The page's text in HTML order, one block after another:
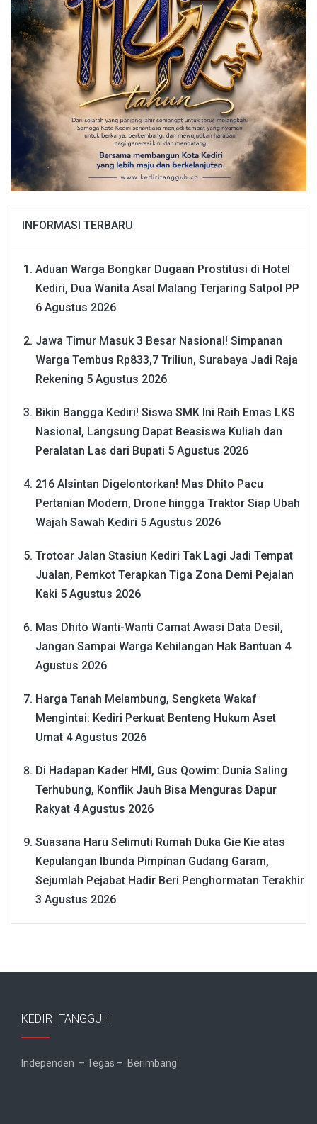
INFORMASI TERBARU
Aduan Warga Bongkar Dugaan Prostitusi di Hotel
Kediri, Dua Wanita Asal Malang Terjaring Satpol PP
6 Agustus 2026
Jawa Timur Masuk 3 Besar Nasional! Simpanan
Warga Tembus Rp833,7 Triliun, Surabaya Jadi Raja
Rekening 5 Agustus 2026
Bikin Bangga Kediri! Siswa SMK Ini Raih Emas LKS
Nasional, Langsung Dapat Beasiswa Kuliah dan
Peralatan Las dari Bupati 5 Agustus 2026
216 Alsintan Digelontorkan! Mas Dhito Pacu
Pertanian Modern, Drone hingga Traktor Siap Ubah
Wajah Sawah Kediri 5 Agustus 2026
Trotoar Jalan Stasiun Kediri Tak Lagi Jadi Tempat
Jualan, Pemkot Terapkan Tiga Zona Demi Pejalan
Kaki 5 Agustus 2026
Mas Dhito Wanti-Wanti Camat Awasi Data Desil,
Jangan Sampai Warga Kehilangan Hak Bantuan 4
Agustus 2026
Harga Tanah Melambung, Sengketa Wakaf
Mengintai: Kediri Perkuat Benteng Hukum Aset
Umat 4 Agustus 2026
Di Hadapan Kader HMI, Gus Qowim: Dunia Saling
Terhubung, Konflik Jauh Bisa Menguras Dapur
Rakyat 4 Agustus 2026
Suasana Haru Selimuti Rumah Duka Gie Kie atas
Kepulangan Ibunda Pimpinan Gudang Garam,
Sejumlah Pejabat Hadir Beri Penghormatan Terakhir
3 Agustus 2026
KEDIRI TANGGUH
Independen – Tegas – Berimbang